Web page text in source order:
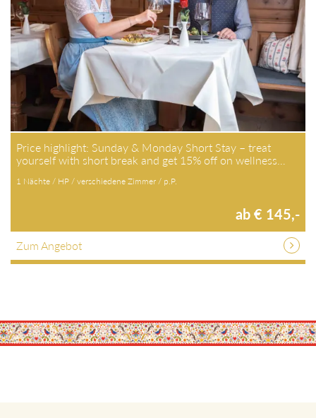
Price highlight: Sunday & Monday Short Stay – treat
yourself with short break and get 15% off on wellness…
1 Nächte / HP / verschiedene Zimmer / p.P.
ab € 145,-
Zum Angebot